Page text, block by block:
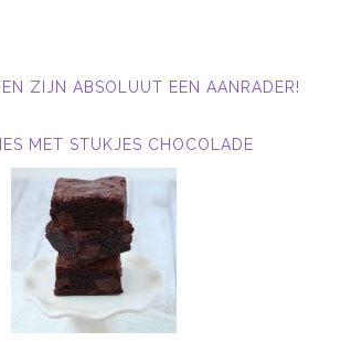
ZIJN ABSOLUUT EEN AANRADER!
MET STUKJES CHOCOLADE